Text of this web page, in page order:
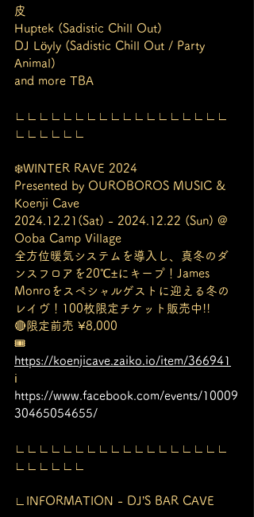
皮
Huptek (Sadistic Chill Out)
DJ Löyly (Sadistic Chill Out / Party
Animal)
and more TBA
∟∟∟∟∟∟∟∟∟∟∟∟∟∟∟∟∟∟
∟∟∟∟∟∟
❄️WINTER RAVE 2024
Presented by OUROBOROS MUSIC &
Koenji Cave
2024.12.21(Sat) - 2024.12.22 (Sun) @
Ooba Camp Village
全方位暖気システムを導入し、真冬のダ
ンスフロアを20℃±にキープ！James
Monroをスペシャルゲストに迎える冬の
レイヴ！100枚限定チケット販売中!!
🔴限定前売 ¥8,000
🎟️
https://koenjicave.zaiko.io/item/366941
ℹ️
https://www.facebook.com/events/10009
30465054655/
∟∟∟∟∟∟∟∟∟∟∟∟∟∟∟∟∟∟
∟∟∟∟∟∟
∟INFORMATION - DJ’S BAR CAVE